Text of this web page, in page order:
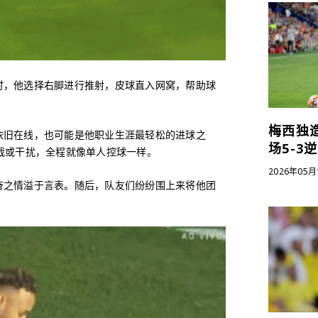
他选择右脚进行推射，皮球直入网窝，帮助球
在线，也可能是他职业生涯最轻松的进球之
干扰，全程就像单人控球一样。
情溢于言表。随后，队友们纷纷围上来将他团
梅西独
场5-3
2026年05